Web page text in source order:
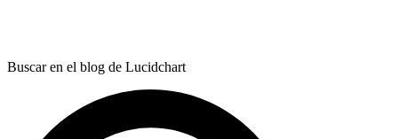
Buscar en el blog de Lucidchart